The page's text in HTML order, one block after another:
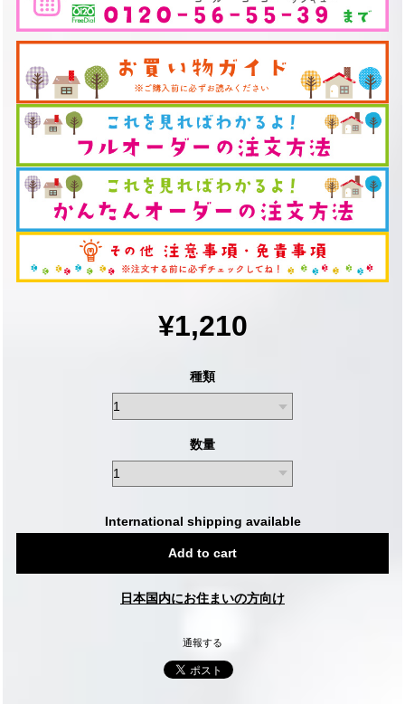
¥1,210
種類
数量
International shipping available
Add to cart
日本国内にお住まいの方向け
通報する